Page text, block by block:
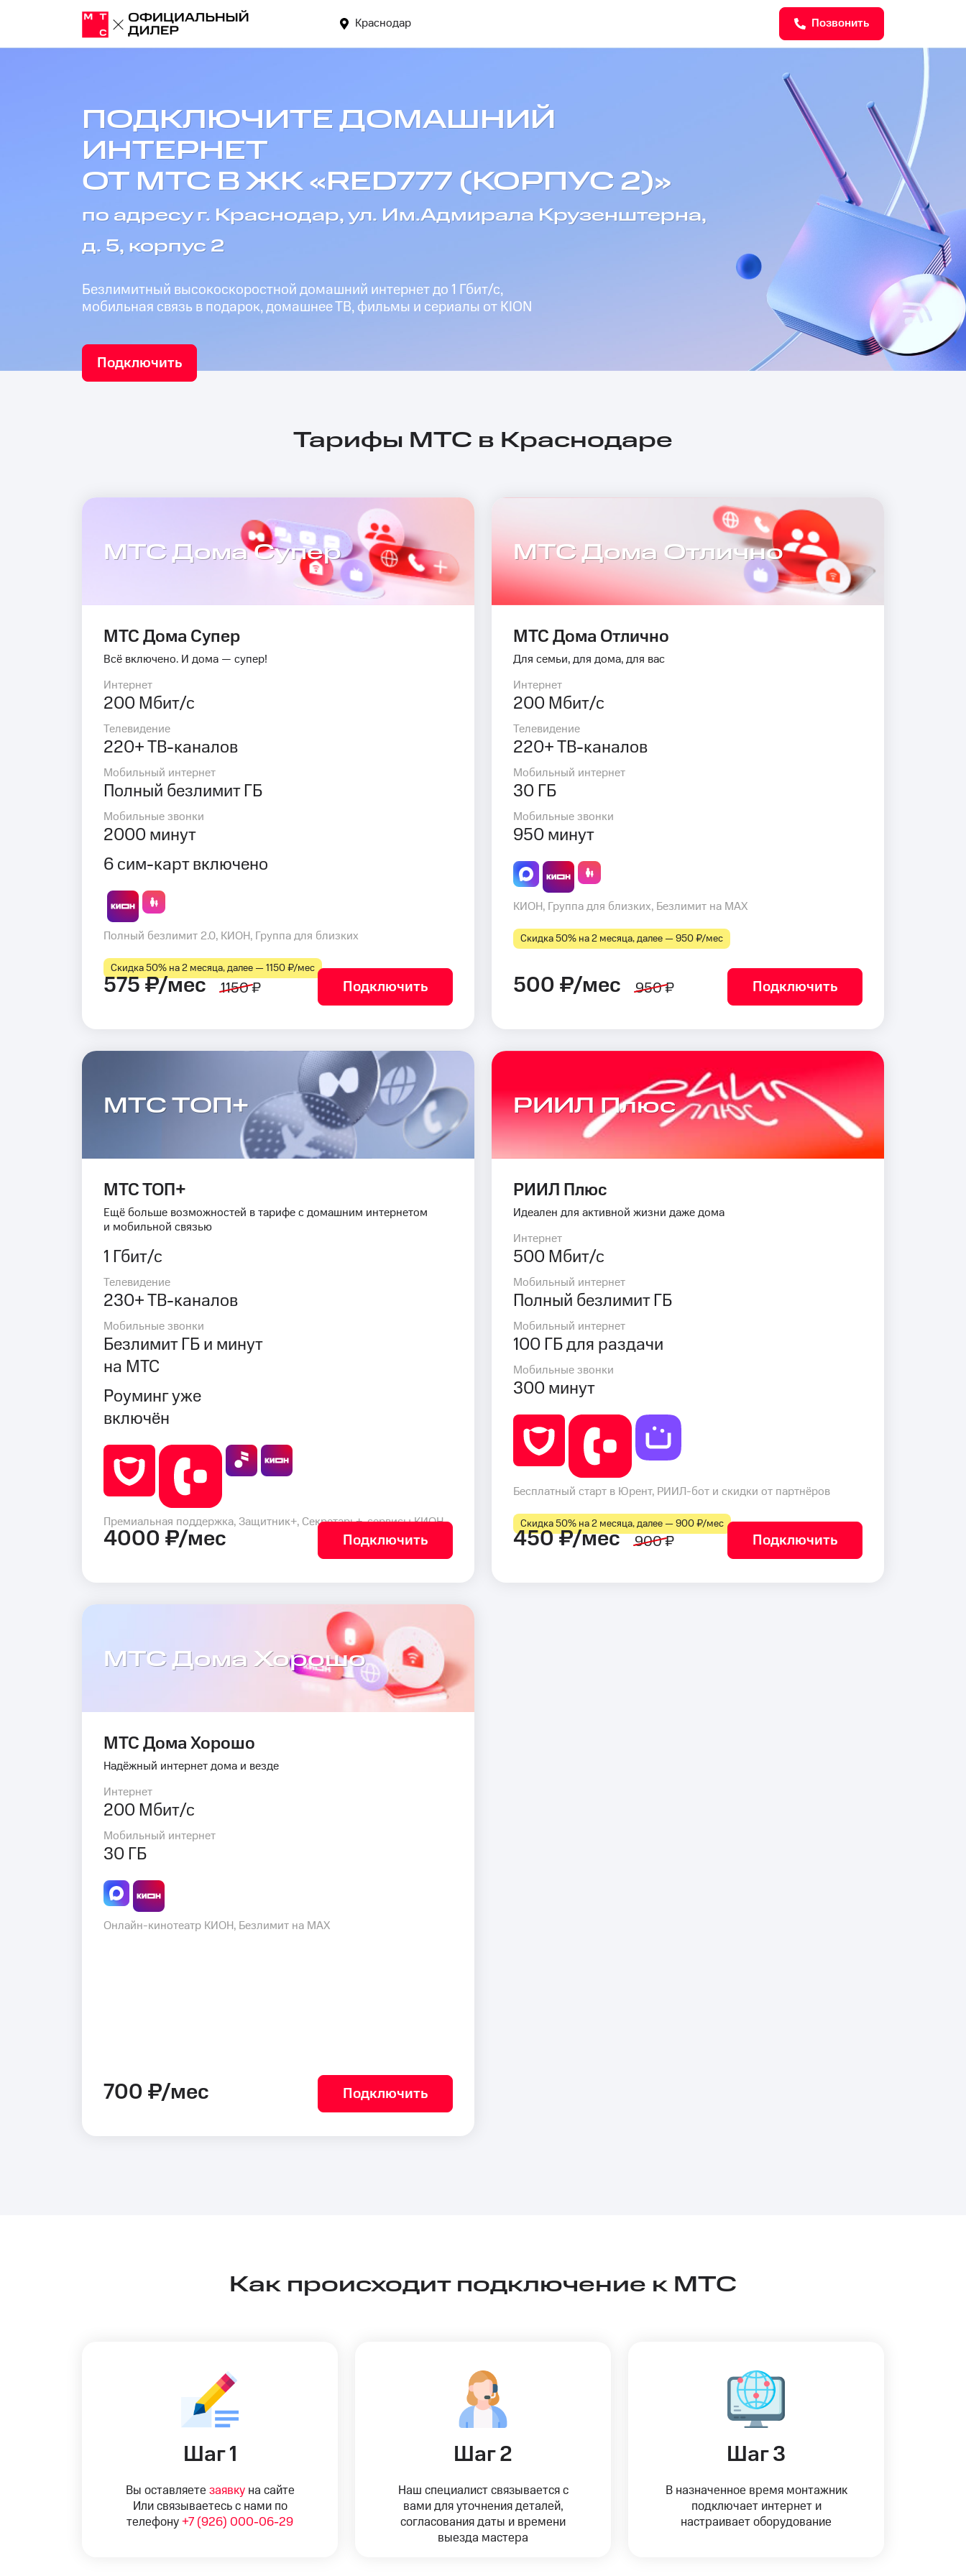
Краснодар Позвонить
ПОДКЛЮЧИТЕ ДОМАШНИЙ
ИНТЕРНЕТ
ОТ МТС В ЖК «RED777 (КОРПУС 2)»
по адресу г. Краснодар, ул. Им.Адмирала Крузенштерна,
д. 5, корпус 2
Безлимитный высокоскоростной домашний интернет до 1 Гбит/с,
мобильная связь в подарок, домашнее ТВ, фильмы и сериалы от KION
Подключить
Тарифы МТС в Краснодаре
МТС Дома Супер
МТС Дома Супер
Всё включено. И дома — супер!
Интернет
200 Мбит/с
Телевидение
220+ ТВ-каналов
Мобильный интернет
Полный безлимит ГБ
Мобильные звонки
2000 минут
6 сим-карт включено
Полный безлимит 2.0, КИОН, Группа для близких
Скидка 50% на 2 месяца, далее — 1150 ₽⁠/⁠мес
575 ₽/мес 1150 ₽ Подключить
МТС Дома Отлично
МТС Дома Отлично
Для семьи, для дома, для вас
Интернет
200 Мбит/с
Телевидение
220+ ТВ-каналов
Мобильный интернет
30 ГБ
Мобильные звонки
950 минут
КИОН, Группа для близких, Безлимит на MAX
Скидка 50% на 2 месяца, далее — 950 ₽⁠/⁠мес
500 ₽/мес 950 ₽ Подключить
МТС ТОП+
МТС ТОП+
Ещё больше возможностей в тарифе с домашним интернетом
и мобильной связью
1 Гбит/с
Телевидение
230+ ТВ-каналов
Мобильные звонки
Безлимит ГБ и минут
на МТС
Роуминг уже
включён
Премиальная поддержка, Защитник+, Секретарь+, сервисы КИОН
4000 ₽/мес Подключить
РИИЛ Плюс
РИИЛ Плюс
Идеален для активной жизни даже дома
Интернет
500 Мбит/с
Мобильный интернет
Полный безлимит ГБ
Мобильный интернет
100 ГБ для раздачи
Мобильные звонки
300 минут
Бесплатный старт в Юрент, РИИЛ-бот и скидки от партнёров
Скидка 50% на 2 месяца, далее — 900 ₽⁠/⁠мес
450 ₽/мес 900 ₽ Подключить
МТС Дома Хорошо
МТС Дома Хорошо
Надёжный интернет дома и везде
Интернет
200 Мбит/с
Мобильный интернет
30 ГБ
Онлайн-кинотеатр КИОН, Безлимит на MAX
700 ₽/мес Подключить
Как происходит подключение к МТС
Шаг 1
Вы оставляете заявкуна сайте
Или связываетесь с нами по
телефону +7 (926) 000-06-29
Шаг 2
Наш специалист связывается с
вами для уточнения деталей,
согласования даты и времени
выезда мастера
Шаг 3
В назначенное время монтажник
подключает интернет и
настраивает оборудование